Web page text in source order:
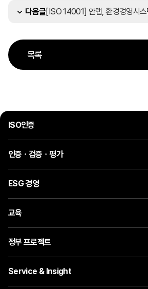
다음글
목록
ISO인증
인증ㆍ검증ㆍ평가
ESG 경영
교육
정부 프로젝트
Service & Insight